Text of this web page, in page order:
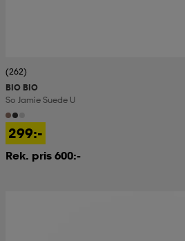
(262)
BIO BIO
So Jamie Suede U
299:-
Rek. pris 600:-